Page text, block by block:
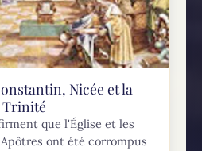
Nicée et la
Trinité
que l'Église et les
ont été corrompus